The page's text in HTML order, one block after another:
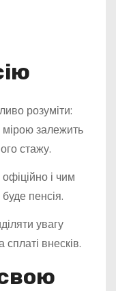
розуміти:
мірою залежить
стажу.
і чим
пенсія.
увагу
внесків.